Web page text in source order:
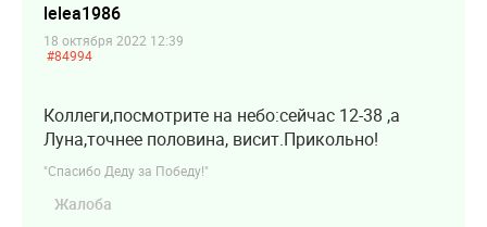
lelea1986
18 октября 2022 12:39
#84994
Коллеги,посмотрите на небо:сейчас 12-38 ,а
Луна,точнее половина, висит.Прикольно!
"Спасибо Деду за Победу!"
Жалоба